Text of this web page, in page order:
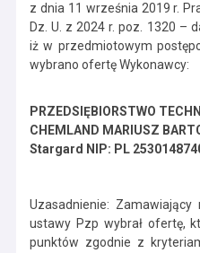
z dnia 11 września 2019 r.
Dz. U. z 2024 r. poz. 1320 –
iż w przedmiotowym
wybrano ofertę Wykonawcy:
PRZEDSIĘBIORSTWO
CHEMLAND MARIUSZ
Stargard NIP: PL
Uzasadnienie:
ustawy Pzp wybrał ofertę,
punktów zgodnie z